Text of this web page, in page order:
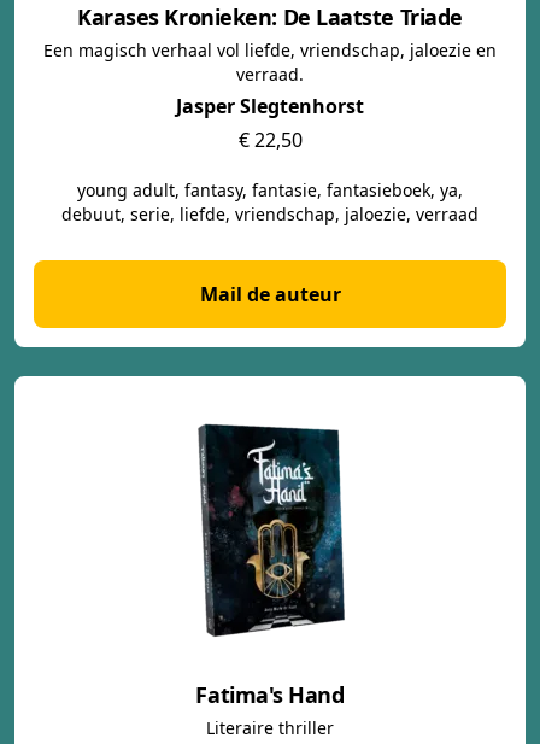
Karases Kronieken: De Laatste Triade
Een magisch verhaal vol liefde, vriendschap, jaloezie en
verraad.
Jasper Slegtenhorst
€ 22,50
young adult, fantasy, fantasie, fantasieboek, ya,
debuut, serie, liefde, vriendschap, jaloezie, verraad
Mail de auteur
Fatima's Hand
Literaire thriller